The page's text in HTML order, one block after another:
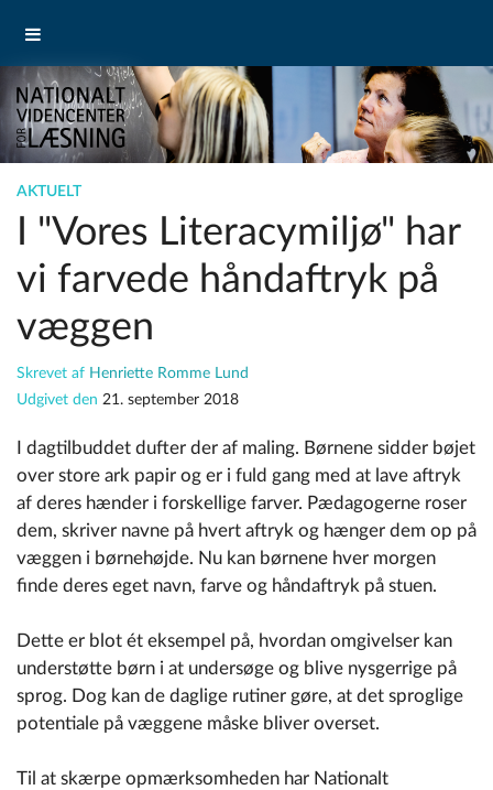
AKTUELT
I "Vores Literacymiljø" har
vi farvede håndaftryk på
væggen
Skrevet af Henriette Romme Lund
Udgivet den 21. september 2018
I dagtilbuddet dufter der af maling. Børnene sidder bøjet
over store ark papir og er i fuld gang med at lave aftryk
af deres hænder i forskellige farver. Pædagogerne roser
dem, skriver navne på hvert aftryk og hænger dem op på
væggen i børnehøjde. Nu kan børnene hver morgen
finde deres eget navn, farve og håndaftryk på stuen.
Dette er blot ét eksempel på, hvordan omgivelser kan
understøtte børn i at undersøge og blive nysgerrige på
sprog. Dog kan de daglige rutiner gøre, at det sproglige
potentiale på væggene måske bliver overset.
Til at skærpe opmærksomheden har Nationalt